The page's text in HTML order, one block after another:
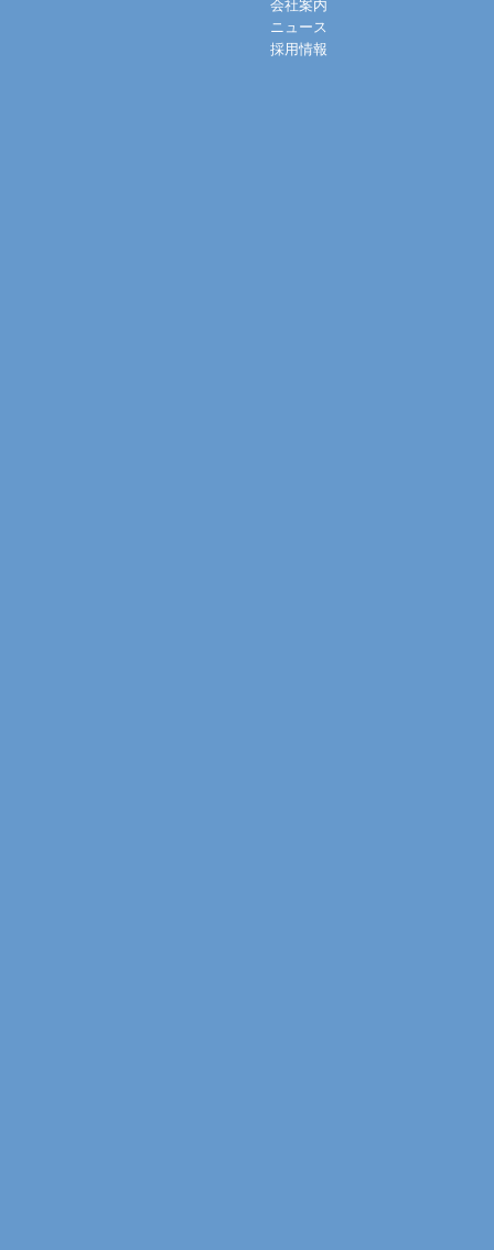
会社案内
ニュース
採用情報